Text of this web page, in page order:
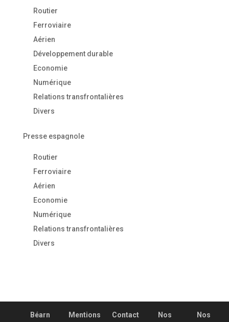
Routier
Ferroviaire
Aérien
Développement durable
Economie
Numérique
Relations transfrontalières
Divers
Presse espagnole
Routier
Ferroviaire
Aérien
Economie
Numérique
Relations transfrontalières
Divers
Béarn Mentions Contact Nos Nos